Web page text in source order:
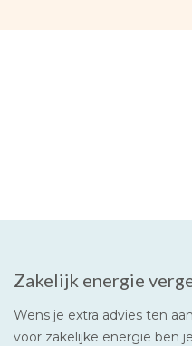
Zakelijk energie
Wens je extra advies ten
voor zakelijke energie ben